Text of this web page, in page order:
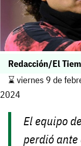
Redacción/El
⌛️ viernes 9 de
2024
El equipo
perdió